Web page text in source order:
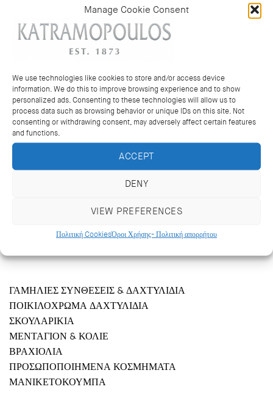
Manage Cookie Consent
We use technologies like cookies to store and/or access device
information. We do this to improve browsing experience and to show
personalized ads. Consenting to these technologies will allow us to
process data such as browsing behavior or unique IDs on this site. Not
consenting or withdrawing consent, may adversely affect certain features
and functions.
ACCEPT
DENY
VIEW PREFERENCES
Πολιτική CookiesΌροι Χρήσης- Πολιτική απορρήτου
Κατηγορία:ΒΡΑΧΙΟΛΙΑ
Κριεζώτου 14, Αθήνα 106 71
+302103627488, +302103629796
ΓΑΜΗΛΙΕΣ ΣΥΝΘΕΣΕΙΣ & ΔΑΧΤΥΛΙΔΙΑ
ΠΟΙΚΙΛΟΧΡΩΜΑ ΔΑΧΤΥΛΙΔΙΑ
ΣΚΟΥΛΑΡΙΚΙΑ
ΜΕΝΤΑΓΙΟΝ & ΚΟΛΙΕ
ΒΡΑΧΙΟΛΙΑ
ΠΡΟΣΩΠΟΠΟΙΗΜΕΝΑ ΚΟΣΜΗΜΑΤΑ
ΜΑΝΙΚΕΤΟΚΟΥΜΠΑ